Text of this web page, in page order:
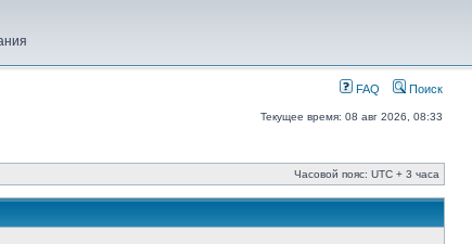
FAQ Поиск
Текущее время: 08 авг 2026, 08:33
Часовой пояс: UTC + 3 часа